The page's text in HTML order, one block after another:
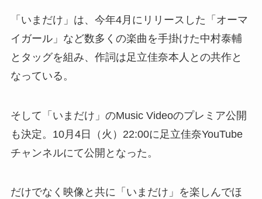
「いまだけ」は、今年4月にリリースした「オーマ
イガール」など数多くの楽曲を手掛けた中村泰輔
とタッグを組み、作詞は足立佳奈本人との共作と
なっている。
そして「いまだけ」のMusic Videoのプレミア公開
も決定。10月4日（火）22:00に足立佳奈YouTube
チャンネルにて公開となった。
だけでなく映像と共に「いまだけ」を楽しんでほ